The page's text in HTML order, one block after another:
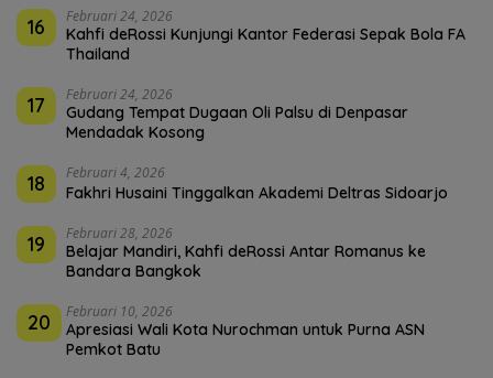
16 Februari 24, 2026
Kahfi deRossi Kunjungi Kantor Federasi Sepak Bola FA
Thailand
17 Februari 24, 2026
Gudang Tempat Dugaan Oli Palsu di Denpasar
Mendadak Kosong
18 Februari 4, 2026
Fakhri Husaini Tinggalkan Akademi Deltras Sidoarjo
19 Februari 28, 2026
Belajar Mandiri, Kahfi deRossi Antar Romanus ke
Bandara Bangkok
20 Februari 10, 2026
Apresiasi Wali Kota Nurochman untuk Purna ASN
Pemkot Batu